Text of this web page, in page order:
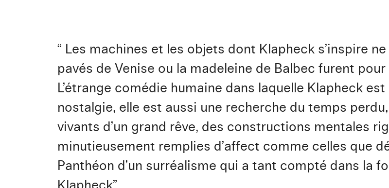
“ Les machines et les objets dont Klapheck s’inspire
pavés de Venise ou la madeleine de Balbec furent
L’étrange comédie humaine dans laquelle Klapheck
nostalgie, elle est aussi une recherche du temps
vivants d’un grand rêve, des constructions mentales
minutieusement remplies d’affect comme celles que
Panthéon d’un surréalisme qui a tant compté dans la